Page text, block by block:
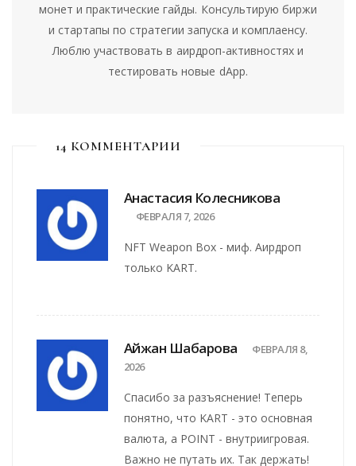
монет и практические гайды. Консультирую биржи
и стартапы по стратегии запуска и комплаенсу.
Люблю участвовать в аирдроп-активностях и
тестировать новые dApp.
14 КОММЕНТАРИИ
Анастасия Колесникова
ФЕВРАЛЯ 7, 2026
NFT Weapon Box - миф. Аирдроп
только KART.
Айжан Шабарова
ФЕВРАЛЯ 8,
2026
Спасибо за разъяснение! Теперь
понятно, что KART - это основная
валюта, а POINT - внутриигровая.
Важно не путать их. Так держать!